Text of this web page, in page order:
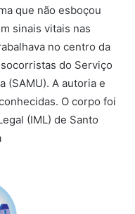
que não esboçou
sinais vitais nas
no centro da
do Serviço
(SAMU). A autoria e
O corpo foi
(IML) de Santo